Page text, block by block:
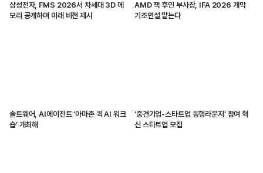
삼성전자, FMS 2026서 차세대 3D 메
모리 공개하며 미래 비전 제시
AMD 잭 후인 부사장, IFA 2026 개막
기조연설 맡는다
솔트웨어, AI에이전트 ‘아마존 퀵 AI 워크
숍’ 개최해
‘중견기업-스타트업 동행라운지’ 참여 혁
신 스타트업 모집